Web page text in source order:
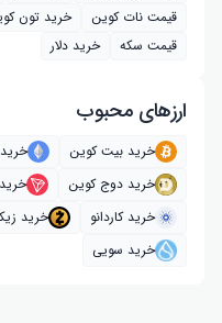
قیمت نات کوین
خرید تون
قیمت سکه
خرید دلار
ارز‌های محبوب
خرید بیت کوین
خرید دوج کوین
خرید کاردانو
خرید
خرید سویی